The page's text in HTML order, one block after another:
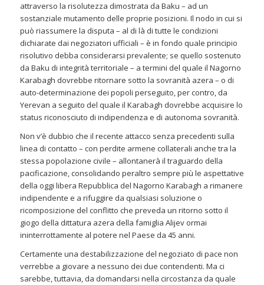
attraverso la risolutezza dimostrata da Baku – ad un
sostanziale mutamento delle proprie posizioni. Il nodo in cui si
può riassumere la disputa – al di là di tutte le condizioni
dichiarate dai negoziatori ufficiali – è in fondo quale principio
risolutivo debba considerarsi prevalente; se quello sostenuto
da Baku di integrità territoriale – a termini del quale il Nagorno
Karabagh dovrebbe ritornare sotto la sovranità azera – o di
auto-determinazione dei popoli perseguito, per contro, da
Yerevan a seguito del quale il Karabagh dovrebbe acquisire lo
status riconosciuto di indipendenza e di autonoma sovranità.
Non v’è dubbio che il recente attacco senza precedenti sulla
linea di contatto – con perdite armene collaterali anche tra la
stessa popolazione civile – allontanerà il traguardo della
pacificazione, consolidando peraltro sempre più le aspettative
della oggi libera Repubblica del Nagorno Karabagh a rimanere
indipendente e a rifuggire da qualsiasi soluzione o
ricomposizione del conflitto che preveda un ritorno sotto il
giogo della dittatura azera della famiglia Alijev ormai
ininterrottamente al potere nel Paese da 45 anni.
Certamente una destabilizzazione del negoziato di pace non
verrebbe a giovare a nessuno dei due contendenti. Ma ci
sarebbe, tuttavia, da domandarsi nella circostanza da quale